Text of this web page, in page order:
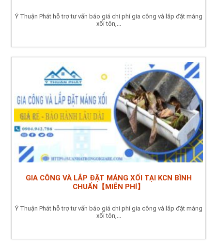
Ý Thuận Phát hỗ trợ tư vấn báo giá chi phí gia công và lắp đặt máng
xối tôn,...
GIA CÔNG VÀ LẮP ĐẶT MÁNG XỐI TẠI KCN BÌNH
CHUẨN【MIỄN PHÍ】
Ý Thuận Phát hỗ trợ tư vấn báo giá chi phí gia công và lắp đặt máng
xối tôn,...